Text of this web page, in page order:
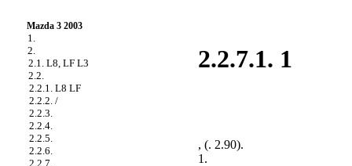
Mazda 3 2003
1.
2.
2.1. L8, LF L3
2.2.
2.2.1. L8 LF
2.2.2. /
2.2.3.
2.2.4.
2.2.5.
2.2.6.
2.2.7.
2.2.7.1. 1
, (. 2.90).
1.